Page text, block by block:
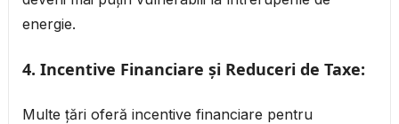
energie.
4. Incentive Financiare și Reduceri de Taxe:
Multe țări oferă incentive financiare pentru